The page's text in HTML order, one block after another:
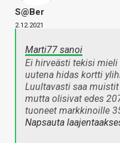
S@ber
2.12.2021
Marti77 sanoi
Ei hirveästi tekisi
uutena hidas kortti
Luultavasti saa
mutta olisivat edes
tuoneet markkinoille
Napsauta